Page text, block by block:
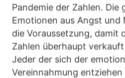
Pandemie der Zahlen. Die
Emotionen aus Angst und
die Voraussetzung, damit
Zahlen überhaupt
Jeder der sich der
Vereinnahmung